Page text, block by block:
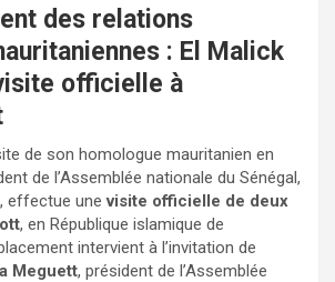
des relations
: El Malick
officielle à
de son homologue mauritanien en
de l’Assemblée nationale du Sénégal,
, effectue unevisite officielle de deux
, en République islamique de
intervient à l’invitation de
Meguett, président de l’Assemblée